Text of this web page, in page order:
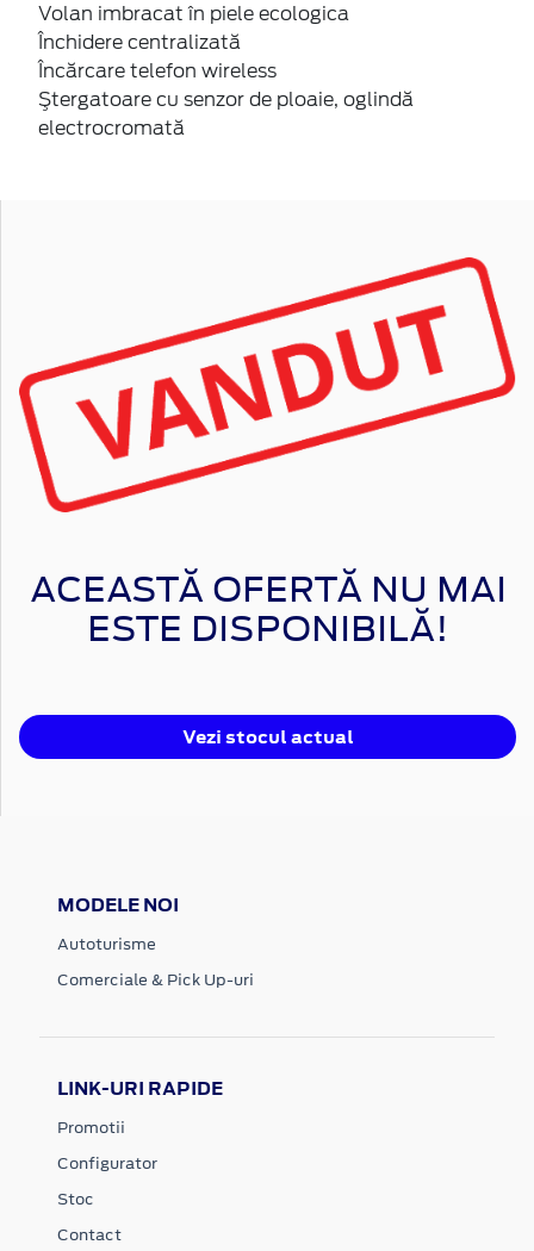
Volan imbracat în piele ecologica
Închidere centralizată
Încărcare telefon wireless
Ştergatoare cu senzor de ploaie, oglindă
electrocromată
ACEASTĂ OFERTĂ NU MAI
ESTE DISPONIBILĂ!
Vezi stocul actual
MODELE NOI
Autoturisme
Comerciale & Pick Up-uri
LINK-URI RAPIDE
Promotii
Configurator
Stoc
Contact